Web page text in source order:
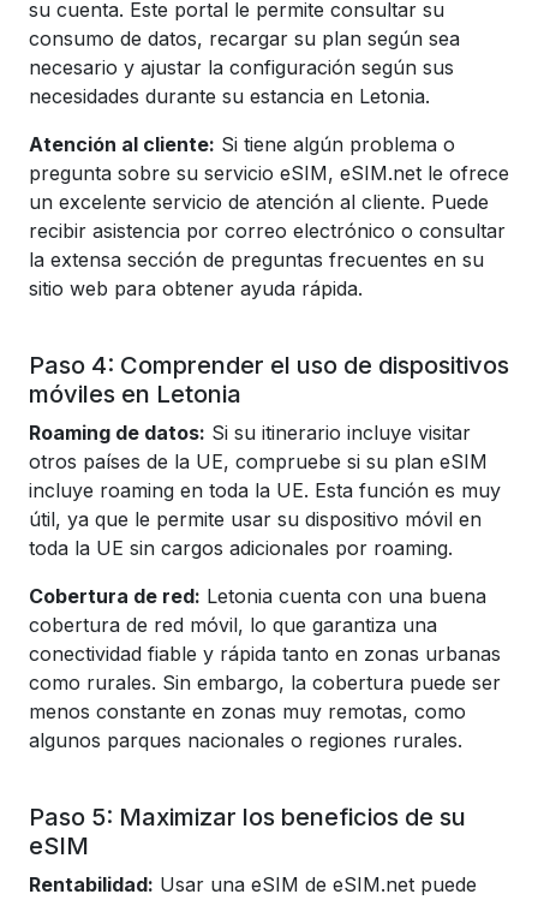
su cuenta. Este portal le permite consultar su
consumo de datos, recargar su plan según sea
necesario y ajustar la configuración según sus
necesidades durante su estancia en Letonia.
Atención al cliente: Si tiene algún problema o
pregunta sobre su servicio eSIM, eSIM.net le ofrece
un excelente servicio de atención al cliente. Puede
recibir asistencia por correo electrónico o consultar
la extensa sección de preguntas frecuentes en su
sitio web para obtener ayuda rápida.
Paso 4: Comprender el uso de dispositivos
móviles en Letonia
Roaming de datos: Si su itinerario incluye visitar
otros países de la UE, compruebe si su plan eSIM
incluye roaming en toda la UE. Esta función es muy
útil, ya que le permite usar su dispositivo móvil en
toda la UE sin cargos adicionales por roaming.
Cobertura de red: Letonia cuenta con una buena
cobertura de red móvil, lo que garantiza una
conectividad fiable y rápida tanto en zonas urbanas
como rurales. Sin embargo, la cobertura puede ser
menos constante en zonas muy remotas, como
algunos parques nacionales o regiones rurales.
Paso 5: Maximizar los beneficios de su
eSIM
Rentabilidad: Usar una eSIM de eSIM.net puede